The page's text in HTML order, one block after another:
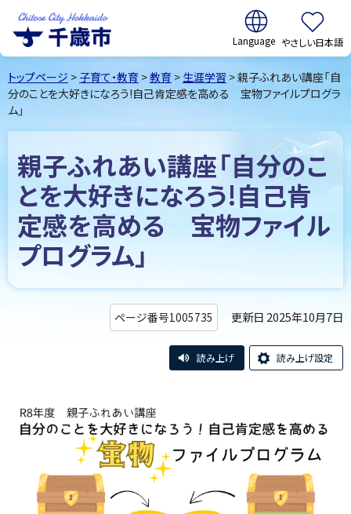
千歳市Chitose
City Hokkaido
翻訳:
やさしい日本語
トップページ > 子育て・教育 >教育 > 生涯学習 > 親子ふれあい講座「自
分のことを大好きになろう!自己肯定感を高める 宝物ファイルプログラ
ム」
親子ふれあい講座「自分のこ
とを大好きになろう!自己肯
定感を高める 宝物ファイル
プログラム」
ページ番号1005735 更新日 2025年10月7日
読み上げ 読み上げ設定